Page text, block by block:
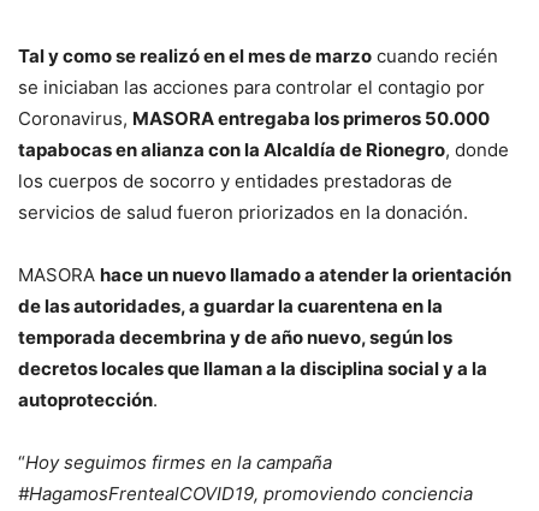
Tal y como se realizó en el mes de marzo cuando recién
se iniciaban las acciones para controlar el contagio por
Coronavirus, MASORA entregaba los primeros 50.000
tapabocas en alianza con la Alcaldía de Rionegro, donde
los cuerpos de socorro y entidades prestadoras de
servicios de salud fueron priorizados en la donación.
MASORA hace un nuevo llamado a atender la orientación
de las autoridades, a guardar la cuarentena en la
temporada decembrina y de año nuevo, según los
decretos locales que llaman a la disciplina social y a la
autoprotección.
“Hoy seguimos firmes en la campaña
#HagamosFrentealCOVID19, promoviendo conciencia